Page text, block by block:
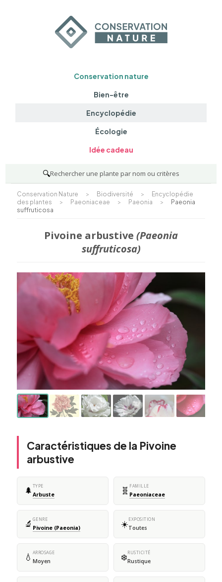
Conservation nature
Bien-être
Encyclopédie
Écologie
Idée cadeau
🔍Rechercher une plante par nom ou critères
Conservation Nature > Biodiversité >
Encyclopédie
des plantes
> Paeoniaceae > Paeonia >
Paeonia
suffruticosa
Pivoine arbustive (Paeonia
suffruticosa)
Caractéristiques de la Pivoine
arbustive
🌲 TYPE
Arbuste 🧬 FAMILLE
Paeoniaceae
🔬 GENRE
Pivoine (Paeonia) ☀️EXPOSITION
Toutes
💧 ARROSAGE
Moyen ❄️RUSTICITÉ
Rustique